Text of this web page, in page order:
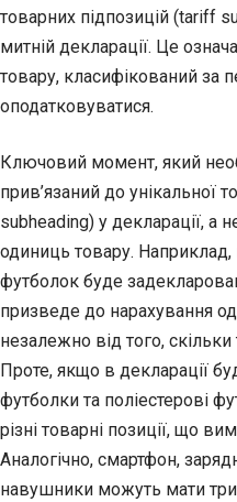
товарних підпозицій (tariff
митній декларації. Це
товару, класифікований за
оподатковуватися.
Ключовий момент, який
прив’язаний до унікальної
subheading) у декларації, а
одиниць товару. Наприклад,
футболок буде
призведе до нарахування
незалежно від того,
Проте, якщо в декларації
футболки та поліестерові
різні товарні позиції, що
Аналогічно, смартфон,
навушники можуть мати три